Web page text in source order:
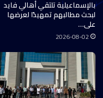
بالإسماعيلية تلتقي أهالي فايد
لبحث مطالبهم تمهيدًا لعرضها
على…
2026-08-02